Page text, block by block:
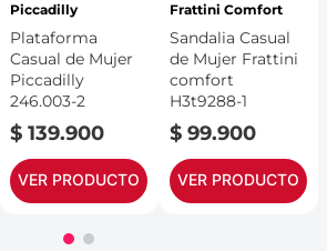
Piccadilly
Plataforma
Casual de Mujer
Piccadilly
246.003-2
$ 139.900
VER PRODUCTO
Frattini Comfort
Sandalia Casual
de Mujer Frattini
comfort
H3t9288-1
$ 99.900
VER PRODUCTO